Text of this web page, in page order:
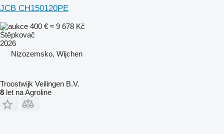
JCB CH150120PE
400 € ≈ 9 678 Kč
Štěpkovač
2026
Nizozemsko, Wijchen
Troostwijk Veilingen B.V.
8 let na Agroline